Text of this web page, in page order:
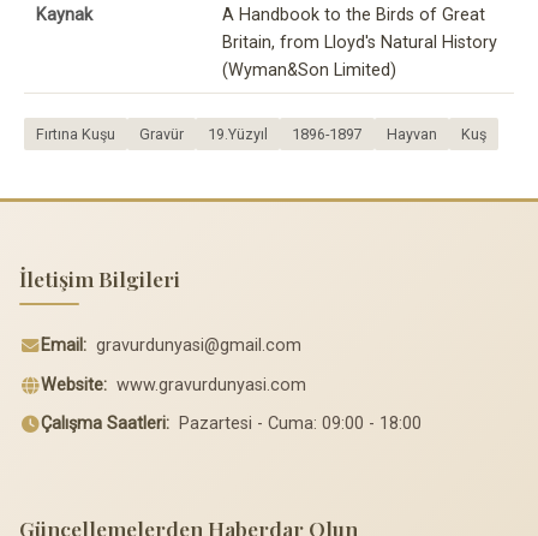
Kaynak
A Handbook to the Birds of Great
Britain, from Lloyd's Natural History
(Wyman&Son Limited)
Fırtına Kuşu Gravür 19.Yüzyıl 1896-1897 Hayvan Kuş
İletişim Bilgileri
Email: gravurdunyasi@gmail.com
Website: www.gravurdunyasi.com
Çalışma Saatleri: Pazartesi - Cuma: 09:00 - 18:00
Güncellemelerden Haberdar Olun